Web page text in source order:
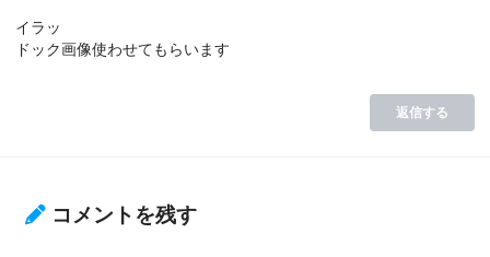
イラッ
ドック画像使わせてもらいます
返信する
コメントを残す